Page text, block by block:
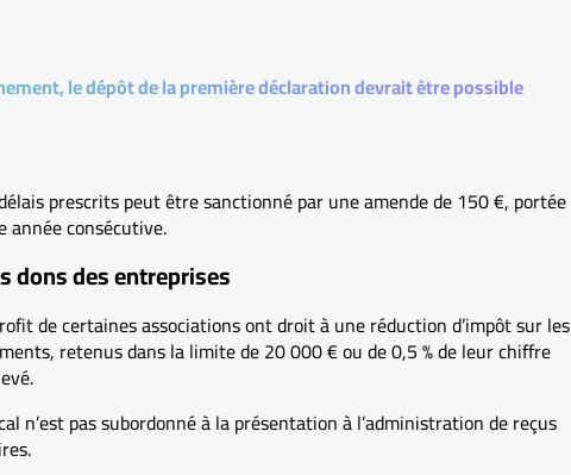
le dépôt de la première déclaration devrait être possible
prescrits peut être sanctionné par une amende de 150 €, portée
année consécutive.
dons des entreprises
de certaines associations ont droit à une réduction d’impôt sur les
retenus dans la limite de 20 000 € ou de 0,5 % de leur chiffre
n’est pas subordonné à la présentation à l’administration de reçus